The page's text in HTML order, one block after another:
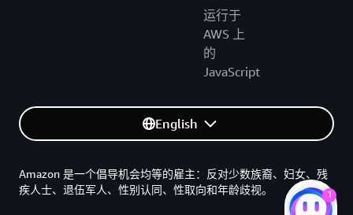
运行于
AWS 上
的
JavaScript
English
Amazon 是一个倡导机会均等的雇主：反对少数族裔、妇女、残
疾人士、退伍军人、性别认同、性取向和年龄歧视。
1